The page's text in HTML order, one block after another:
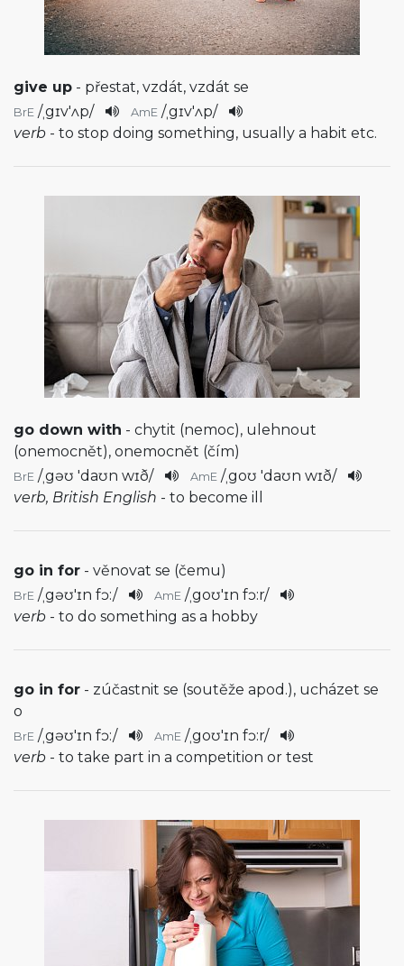
give up - přestat, vzdát, vzdát se
BrE /ˌgɪv'ʌp/ AmE /ˌgɪv'ʌp/
verb - to stop doing something, usually a habit etc.
go down with - chytit (nemoc), ulehnout
(onemocnět), onemocnět (čím)
BrE /ˌgəʊ 'daʊn wɪð/ AmE /ˌgoʊ 'daʊn wɪð/
verb, British English - to become ill
go in for - věnovat se (čemu)
BrE /ˌgəʊ'ɪn fɔ:/ AmE /ˌgoʊ'ɪn fɔ:r/
verb - to do something as a hobby
go in for - zúčastnit se (soutěže apod.), ucházet se
o
BrE /ˌgəʊ'ɪn fɔ:/ AmE /ˌgoʊ'ɪn fɔ:r/
verb - to take part in a competition or test